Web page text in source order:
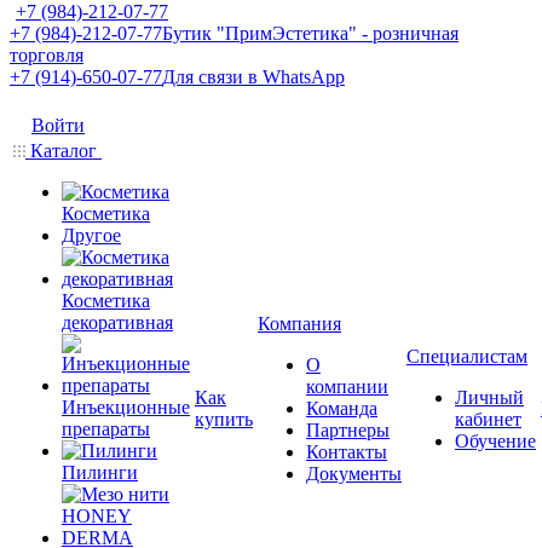
+7 (984)-212-07-77
+7 (984)-212-07-77Бутик "ПримЭстетика" - розничная
торговля
+7 (914)-650-07-77Для связи в WhatsApp
Войти
Каталог
Косметика
Другое
Косметика
декоративная
Инъекционные
препараты
Пилинги
Как
купить
Компания
О
компании
Команда
Партнеры
Контакты
Документы
Специалистам
Личный
кабинет
Обучение